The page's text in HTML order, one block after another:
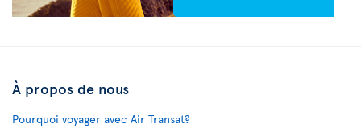
À propos de nous
Pourquoi voyager avec Air Transat?